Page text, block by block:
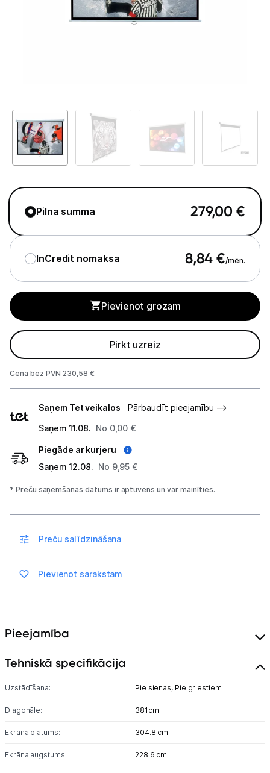
GAMING pasaule >
Spēļu konsoles un piederumi
Datu nesēji
Projektori un ekrāni
Projektori
Ekrāni projektoriem
Drukas iekārtas
Biroja piederumi
Telefoni, planšetdatori
Viedierīces
Sadzīves tehnika
Skaistumkopšana
Sports un atpūta
Blogs
Piegāde un apmaksa
Tehnikas izvešana
Pilna summa 279,00 €
InCredit nomaksa 8,84 €/mēn.
Pievienot grozam
Pirkt uzreiz
Cena bez PVN 230,58 €
veidi
Saņem Tet veikalos
Pārbaudīt pieejamību
Saņem 11.08. No 0,00 €
Piegāde ar kurjeru
Saņem 12.08. No 9,95 €
* Preču saņemšanas datums ir aptuvens un var mainīties.
Preču salīdzināšana
Pievienot sarakstam
Pieejamība
Tehniskā specifikācija
Uzstādīšana: Pie sienas, Pie griestiem
Diagonāle: 381cm
Ekrāna platums: 304.8 cm
Ekrāna augstums: 228.6 cm